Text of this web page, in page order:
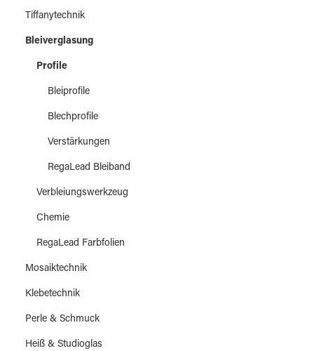
Tiffanytechnik
Bleiverglasung
Profile
Bleiprofile
Blechprofile
Verstärkungen
RegaLead Bleiband
Verbleiungswerkzeug
Chemie
RegaLead Farbfolien
Mosaiktechnik
Klebetechnik
Perle & Schmuck
Heiß & Studioglas